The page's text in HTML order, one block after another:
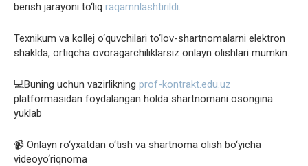
berish jarayoni to‘liq raqamnlashtirildi.
Texnikum va kollej o‘quvchilari to‘lov-shartnomalarni elektron
shaklda, ortiqcha ovoragarchiliklarsiz onlayn olishlari mumkin.
💻Buning uchun vazirlikning prof-kontrakt.edu.uz
platformasidan foydalangan holda shartnomani osongina
yuklab
📹 Onlayn ro‘yxatdan o‘tish va shartnoma olish bo‘yicha
videoyo‘riqnoma